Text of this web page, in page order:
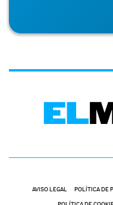
AVISO LEGAL POLÍTICA DE